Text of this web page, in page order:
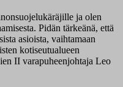
ja olen
Pidän tärkeänä, että
asioista, vaihtamaan
kotiseutualueen
II varapuheenjohtaja Leo